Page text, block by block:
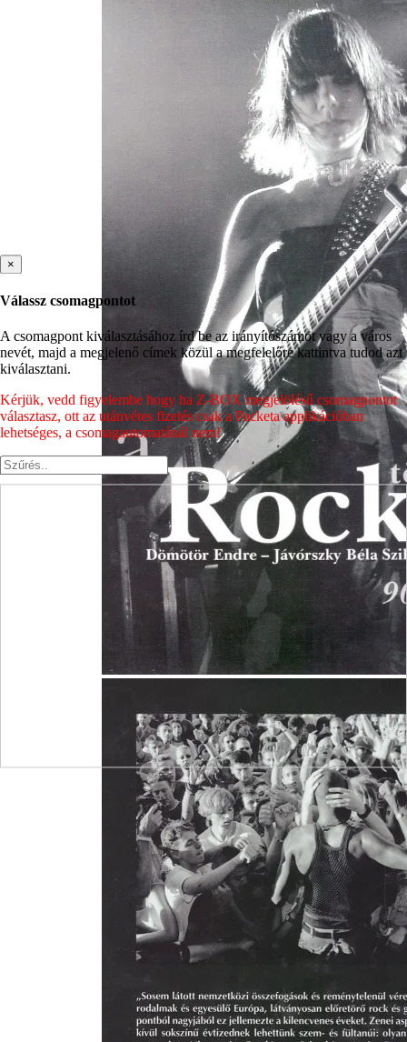
×
Válassz csomagpontot
A csomagpont kiválasztásához írd be az irányítószámot vagy a város
nevét, majd a megjelenő címek közül a megfelelőre kattintva tudod azt
kiválasztani.
Kérjük, vedd figyelembe hogy ha Z-BOX megjelölésű csomagpontot
választasz, ott az utánvétes fizetés csak a Packeta applikációban
lehetséges, a csomagautomatánál nem!